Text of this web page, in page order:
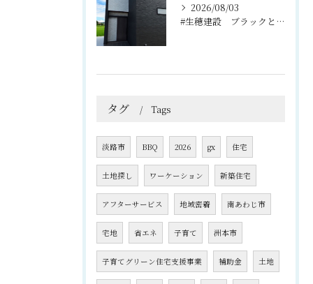
2026/08/03
#生穂建設 ブラックとグレーのコントラストがスタイリッシュな...
タグ Tags
淡路市 BBQ 2026 gx 住宅
土地探し ワーケーション 新築住宅
アフターサービス 地域密着 南あわじ市
宅地 省エネ 子育て 洲本市
子育てグリーン住宅支援事業 補助金 土地